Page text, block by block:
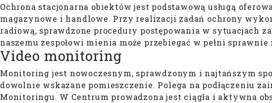
Ochrona stacjonarna obiektów jest podstawową usługą
magazynowe i handlowe. Przy realizacji zadań ochrony
radiową, sprawdzone procedury postępowania w sytuacjach
naszemu zespołowi mienia może przebiegać w pełni
Video monitoring
Monitoring jest nowoczesnym, sprawdzonym i najtańszym
dowolnie wskazane pomieszczenie. Polega na podłączeniu
Monitoringu. W Centrum prowadzona jest ciągła i aktywna